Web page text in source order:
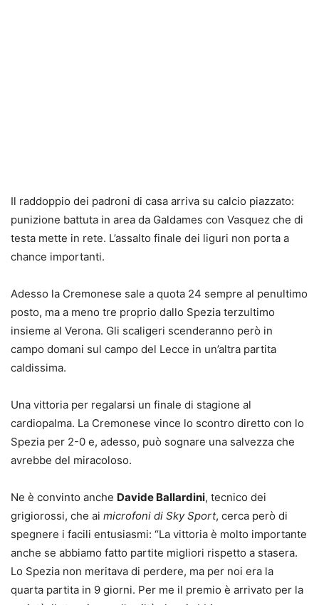
Il raddoppio dei padroni di casa arriva su calcio piazzato:
punizione battuta in area da Galdames con Vasquez che di
testa mette in rete. L’assalto finale dei liguri non porta a
chance importanti.
Adesso la Cremonese sale a quota 24 sempre al penultimo
posto, ma a meno tre proprio dallo Spezia terzultimo
insieme al Verona. Gli scaligeri scenderanno però in
campo domani sul campo del Lecce in un’altra partita
caldissima.
Una vittoria per regalarsi un finale di stagione al
cardiopalma. La Cremonese vince lo scontro diretto con lo
Spezia per 2-0 e, adesso, può sognare una salvezza che
avrebbe del miracoloso.
Ne è convinto anche Davide Ballardini, tecnico dei
grigiorossi, che ai microfoni di Sky Sport, cerca però di
spegnere i facili entusiasmi: “La vittoria è molto importante
anche se abbiamo fatto partite migliori rispetto a stasera.
Lo Spezia non meritava di perdere, ma per noi era la
quarta partita in 9 giorni. Per me il premio è arrivato per la